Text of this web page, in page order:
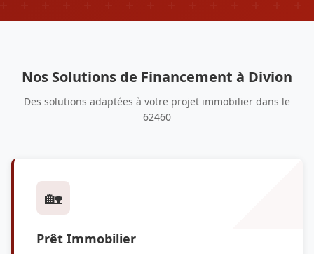
Nos Solutions de Financement à Divion
Des solutions adaptées à votre projet immobilier dans le
62460
🏡
Prêt Immobilier